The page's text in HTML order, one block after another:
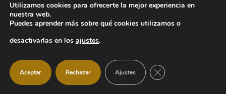
Utilizamos cookies para ofrecerte la mejor experiencia en
nuestra web.
Puedes aprender más sobre qué cookies utilizamos o
desactivarlas en los ajustes.
Aceptar Rechazar Ajustes CERRAR EL